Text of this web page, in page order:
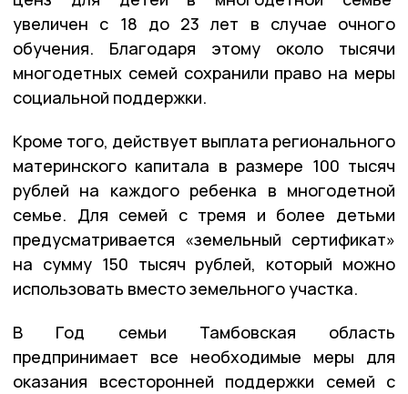
увеличен с 18 до 23 лет в случае очного
обучения. Благодаря этому около тысячи
многодетных семей сохранили право на меры
социальной поддержки.
Кроме того, действует выплата регионального
материнского капитала в размере 100 тысяч
рублей на каждого ребенка в многодетной
семье. Для семей с тремя и более детьми
предусматривается «земельный сертификат»
на сумму 150 тысяч рублей, который можно
использовать вместо земельного участка.
В Год семьи Тамбовская область
предпринимает все необходимые меры для
оказания всесторонней поддержки семей с